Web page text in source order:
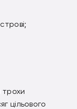
трохи
цільового